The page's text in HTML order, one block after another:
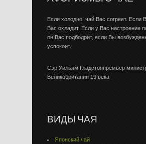
Если холодно, чай Вас согреет. Если
Вас охладит. Если у Вас настроение
он Вас подбодрит, если Вы
успокоит.
Сэр Уильям Гладстонпремьер
Великобритании 19 века
ВИДЫ ЧАЯ
Японский чай